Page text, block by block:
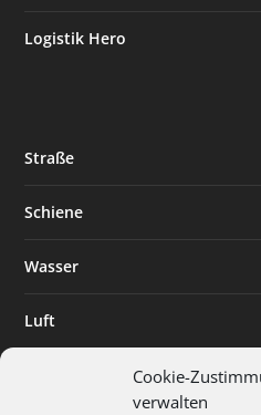
Cookie-
verwalten
Logistik Hero
Straße
Schiene
Wasser
Luft